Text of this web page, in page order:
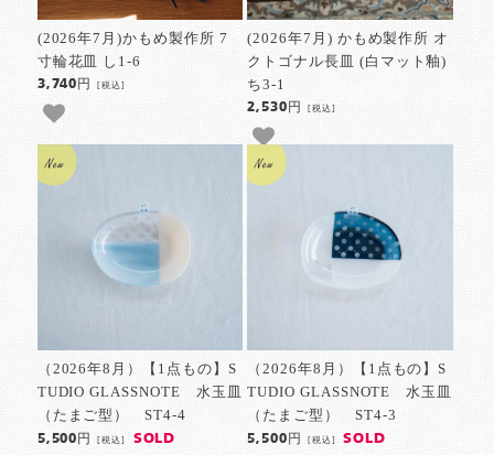
(2026年7月)かもめ製作所 7
寸輪花皿 し1-6
3,740円[税込]
(2026年7月) かもめ製作所 オ
クトゴナル長皿 (白マット釉)
ち3-1
2,530円 [税込]
（2026年8月）【1点もの】S
TUDIO GLASSNOTE 水玉皿
（たまご型） ST4-4
5,500円[税込] SOLD
（2026年8月）【1点もの】S
TUDIO GLASSNOTE 水玉皿
（たまご型） ST4-3
5,500円 [税込] SOLD